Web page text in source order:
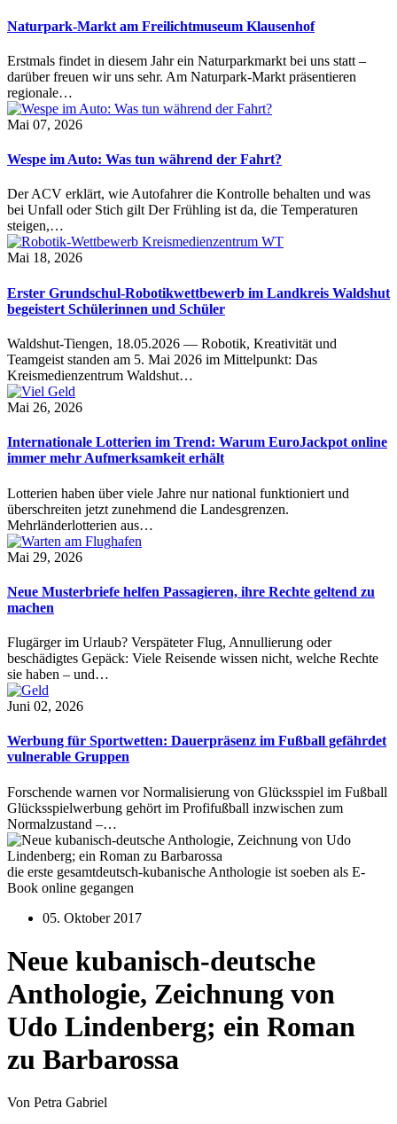
Naturpark-Markt am Freilichtmuseum Klausenhof
Erstmals findet in diesem Jahr ein Naturparkmarkt bei uns statt –
darüber freuen wir uns sehr. Am Naturpark-Markt präsentieren
regionale…
Mai 07, 2026
Wespe im Auto: Was tun während der Fahrt?
Der ACV erklärt, wie Autofahrer die Kontrolle behalten und was
bei Unfall oder Stich gilt Der Frühling ist da, die Temperaturen
steigen,…
Mai 18, 2026
Erster Grundschul-Robotikwettbewerb im Landkreis Waldshut
begeistert Schülerinnen und Schüler
Waldshut-Tiengen, 18.05.2026 — Robotik, Kreativität und
Teamgeist standen am 5. Mai 2026 im Mittelpunkt: Das
Kreismedienzentrum Waldshut…
Mai 26, 2026
Internationale Lotterien im Trend: Warum EuroJackpot online
immer mehr Aufmerksamkeit erhält
Lotterien haben über viele Jahre nur national funktioniert und
überschreiten jetzt zunehmend die Landesgrenzen.
Mehrländerlotterien aus…
Mai 29, 2026
Neue Musterbriefe helfen Passagieren, ihre Rechte geltend zu
machen
Flugärger im Urlaub? Verspäteter Flug, Annullierung oder
beschädigtes Gepäck: Viele Reisende wissen nicht, welche Rechte
sie haben – und…
Juni 02, 2026
Werbung für Sportwetten: Dauerpräsenz im Fußball gefährdet
vulnerable Gruppen
Forschende warnen vor Normalisierung von Glücksspiel im Fußball
Glücksspielwerbung gehört im Profifußball inzwischen zum
Normalzustand –…
die erste gesamtdeutsch-kubanische Anthologie ist soeben als E-
Book online gegangen
05. Oktober 2017
Neue kubanisch-deutsche
Anthologie, Zeichnung von
Udo Lindenberg; ein Roman
zu Barbarossa
Von Petra Gabriel